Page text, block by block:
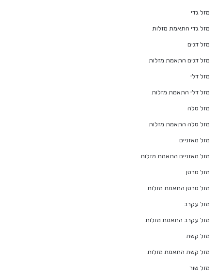
מזל גדי
מזל גדי התאמת מזלות
מזל דגים
מזל דגים התאמת מזלות
מזל דלי
מזל דלי התאמת מזלות
מזל טלה
מזל טלה התאמת מזלות
מזל מאזניים
מזל מאזניים התאמת מזלות
מזל סרטן
מזל סרטן התאמת מזלות
מזל עקרב
מזל עקרב התאמת מזלות
מזל קשת
מזל קשת התאמת מזלות
מזל שור